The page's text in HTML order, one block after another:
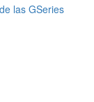
las GSeries